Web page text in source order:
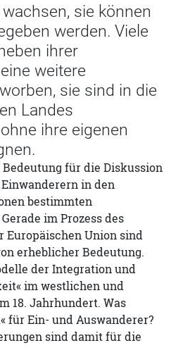
sie können
werden. Viele
ihrer
weitere
sie sind in die
Landes
ihre eigenen
für die Diskussion
in den
bestimmten
im Prozess des
Europäischen Union sind
erheblicher Bedeutung.
der Integration und
im westlichen und
18. Jahrhundert. Was
für Ein- und Auswanderer?
sind damit für die